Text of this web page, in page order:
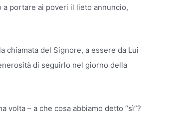
a portare ai poveri il lieto annuncio,
chiamata del Signore, a essere da Lui
di seguirlo nel giorno della
volta – a che cosa abbiamo detto “sì”?